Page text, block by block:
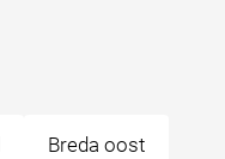
Breda oost